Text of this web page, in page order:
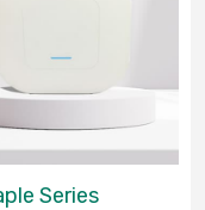
Series